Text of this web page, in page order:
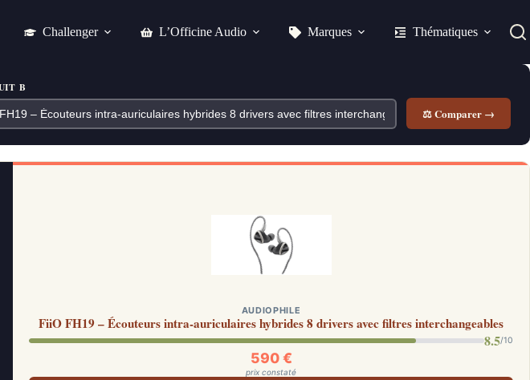
Challenger L’Officine Audio Marques Thématiques
B
⚖ Comparer →
AUDIOPHILE
FiiO FH19 – Écouteurs intra-auriculaires hybrides 8 drivers avec filtres interchangeables
8.5/10
590 €
prix constaté